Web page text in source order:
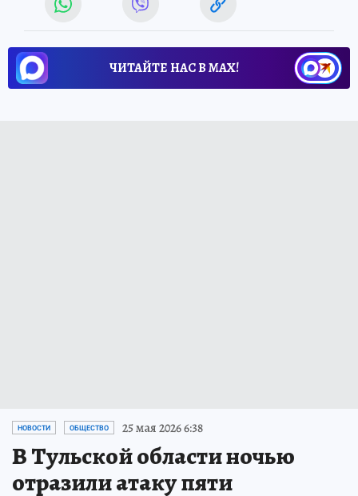
ЧИТАЙТЕ НАС В МАХ!
НОВОСТИ ОБЩЕСТВО 25 мая 2026 6:38
В Тульской области ночью
отразили атаку пяти